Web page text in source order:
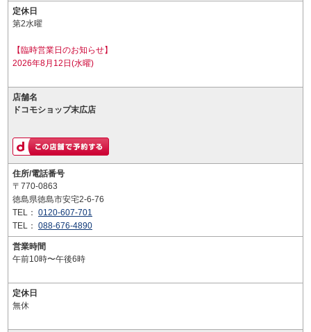
定休日
第2水曜
【臨時営業日のお知らせ】
2026年8月12日(水曜)
店舗名
ドコモショップ末広店
住所/電話番号
〒770-0863
徳島県徳島市安宅2-6-76
TEL： 0120-607-701
TEL： 088-676-4890
営業時間
午前10時〜午後6時
定休日
無休